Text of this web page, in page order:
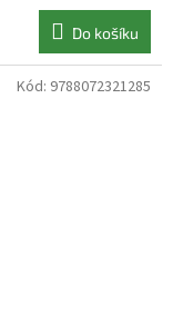
Do košíku
Kód: 9788072321285